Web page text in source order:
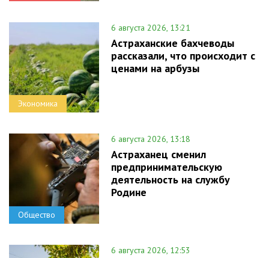
Экономика
6 августа 2026, 13:21
Астраханские бахчеводы
рассказали, что происходит с
ценами на арбузы
Общество
6 августа 2026, 13:18
Астраханец сменил
предпринимательскую
деятельность на службу
Родине
6 августа 2026, 12:53